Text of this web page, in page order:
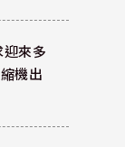
來多
機出